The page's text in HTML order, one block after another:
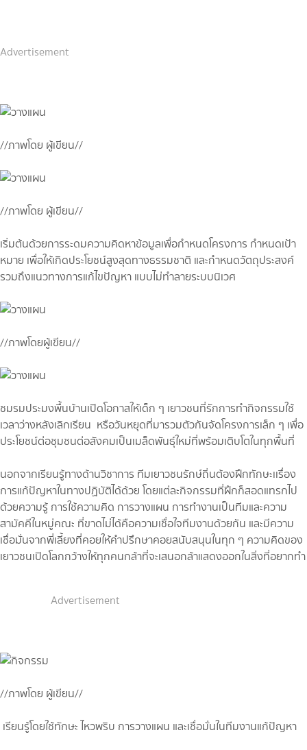
Advertisement
//ภาพโดย ผู้เขียน//
//ภาพโดย ผู้เขียน//
เริ่มต้นด้วยการระดมความคิดหาข้อมูลเพื่อกำหนดโครงการ กำหนดเป้า
หมาย เพื่อให้เกิดประโยชน์สูงสุดทางธรรมชาติ และกำหนดวัตถุประสงค์
รวมถึงแนวทางการแก้ไขปัญหา แบบไม่ทำลายระบบนิเวศ
//ภาพโดยผู้เขียน//
ชมรมประมงพื้นบ้านเปิดโอกาสให้เด็ก ๆ เยาวชนที่รักการทำกิจกรรมใช้
เวลาว่างหลังเลิกเรียน หรือวันหยุดที่มารวมตัวกันจัดโครงการเล็ก ๆ เพื่อ
ประโยชน์ต่อชุมชนต่อสังคมเป็นเมล็ดพันธุ์ใหม่ที่พร้อมเติบโตในทุกพื้นที่
นอกจากเรียนรู้ทางด้านวิชาการ ทีมเยาวชนรักษ์ถิ่นต้องฝึกทักษะเเรื่อง
การแก้ปัญหาในทางปฏิบัติได้ด้วย โดยแต่ละกิจกรรมที่ฝึกก็สอดแทรกไป
ด้วยความรู้ การใช้ความคิด การวางแผน การทำงานเป็นทีมและความ
สามัคคีในหมู่คณะ ที่ขาดไม่ได้คือความเชื่อใจทีมงานด้วยกัน และมีความ
เชื่อมั่นจากพี่เลี้ยงที่คอยให้คำปรึกษาคอยสนับสนุนในทุก ๆ ความคิดของ
เยาวชนเปิดโลกกว้างให้ทุกคนกล้าที่จะเสนอกล้าแสดงออกในสิ่งที่อยากทำ
Advertisement
//ภาพโดย ผู้เขียน//
เรียนรู้โดยใช้ทักษะ ไหวพริบ การวางแผน และเชื่อมั่นในทีมงานแก้ปัญหา